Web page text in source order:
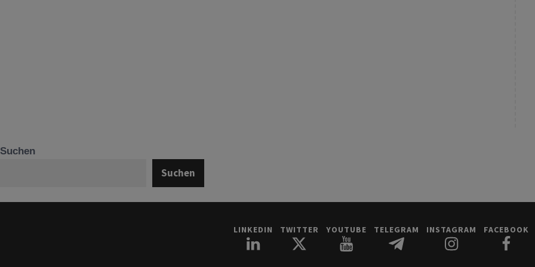
Suchen
Suchen
LINKEDIN TWITTER YOUTUBE TELEGRAM INSTAGRAM FACEBOOK